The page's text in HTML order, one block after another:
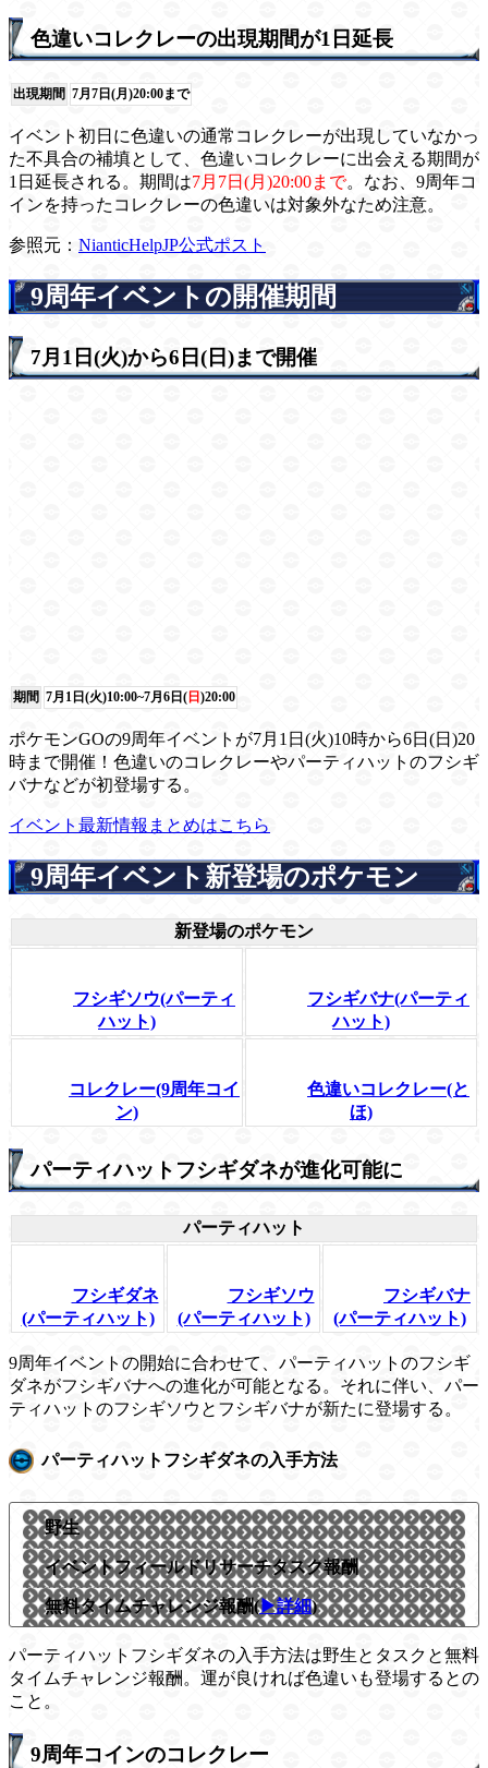
色違いコレクレーの出現期間が1日延長
出現期間 7月7日(月)20:00まで
イベント初日に色違いの通常コレクレーが出現していなかっ
た不具合の補填として、色違いコレクレーに出会える期間が
1日延長される。期間は7月7日(月)20:00まで。なお、9周年コ
インを持ったコレクレーの色違いは対象外なため注意。
参照元： NianticHelpJP公式ポスト
9周年イベントの開催期間
7月1日(火)から6日(日)まで開催
期間 7月1日(火)10:00~7月6日(日)20:00
ポケモンGOの9周年イベントが7月1日(火)10時から6日(日)20
時まで開催！色違いのコレクレーやパーティハットのフシギ
バナなどが初登場する。
イベント最新情報まとめはこちら
9周年イベント新登場のポケモン
新登場のポケモン
フシギソウ(パーティ
ハット)
フシギバナ(パーティ
ハット)
コレクレー(9周年コイ
ン)
色違いコレクレー(と
ほ)
パーティハットフシギダネが進化可能に
パーティハット
フシギダネ
(パーティハット)
フシギソウ
(パーティハット)
フシギバナ
(パーティハット)
9周年イベントの開始に合わせて、パーティハットのフシギ
ダネがフシギバナへの進化が可能となる。それに伴い、パー
ティハットのフシギソウとフシギバナが新たに登場する。
パーティハットフシギダネの入手方法
野生
イベントフィールドリサーチタスク報酬
無料タイムチャレンジ報酬(▶詳細)
パーティハットフシギダネの入手方法は野生とタスクと無料
タイムチャレンジ報酬。運が良ければ色違いも登場するとの
こと。
9周年コインのコレクレー